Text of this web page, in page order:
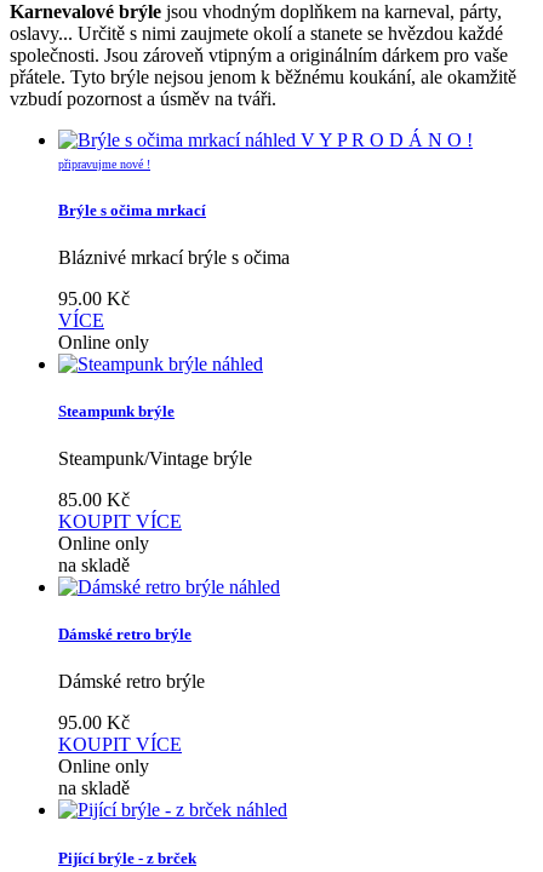
Karnevalové brýle jsou vhodným doplňkem na karneval, párty,
oslavy... Určitě s nimi zaujmete okolí a stanete se hvězdou každé
společnosti. Jsou zároveň vtipným a originálním dárkem pro vaše
přátele. Tyto brýle nejsou jenom k běžnému koukání, ale okamžitě
vzbudí pozornost a úsměv na tváři.
náhled V Y P R O D Á N O !
připravujme nové !
Brýle s očima mrkací
Bláznivé mrkací brýle s očima
95.00 Kč
VÍCE
Online only
náhled
Steampunk brýle
Steampunk/Vintage brýle
85.00 Kč
KOUPIT VÍCE
Online only
na skladě
náhled
Dámské retro brýle
Dámské retro brýle
95.00 Kč
KOUPIT VÍCE
Online only
na skladě
náhled
Pijící brýle - z brček